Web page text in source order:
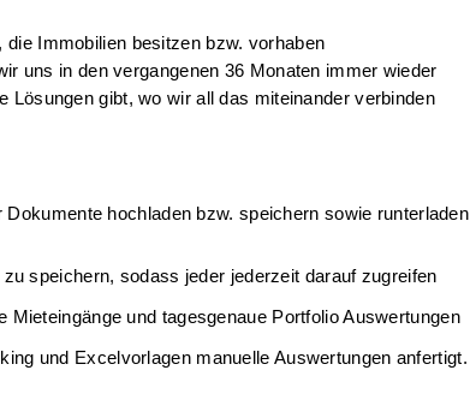
Immobilien besitzen bzw. vorhaben
uns in den vergangenen 36 Monaten immer wieder
gibt, wo wir all das miteinander verbinden
hochladen bzw. speichern sowie runterladen
speichern, sodass jeder jederzeit darauf zugreifen
und tagesgenaue Portfolio Auswertungen
und Excelvorlagen manuelle Auswertungen anfertigt.